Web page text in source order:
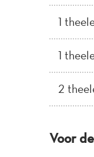
1
1
2
Voor